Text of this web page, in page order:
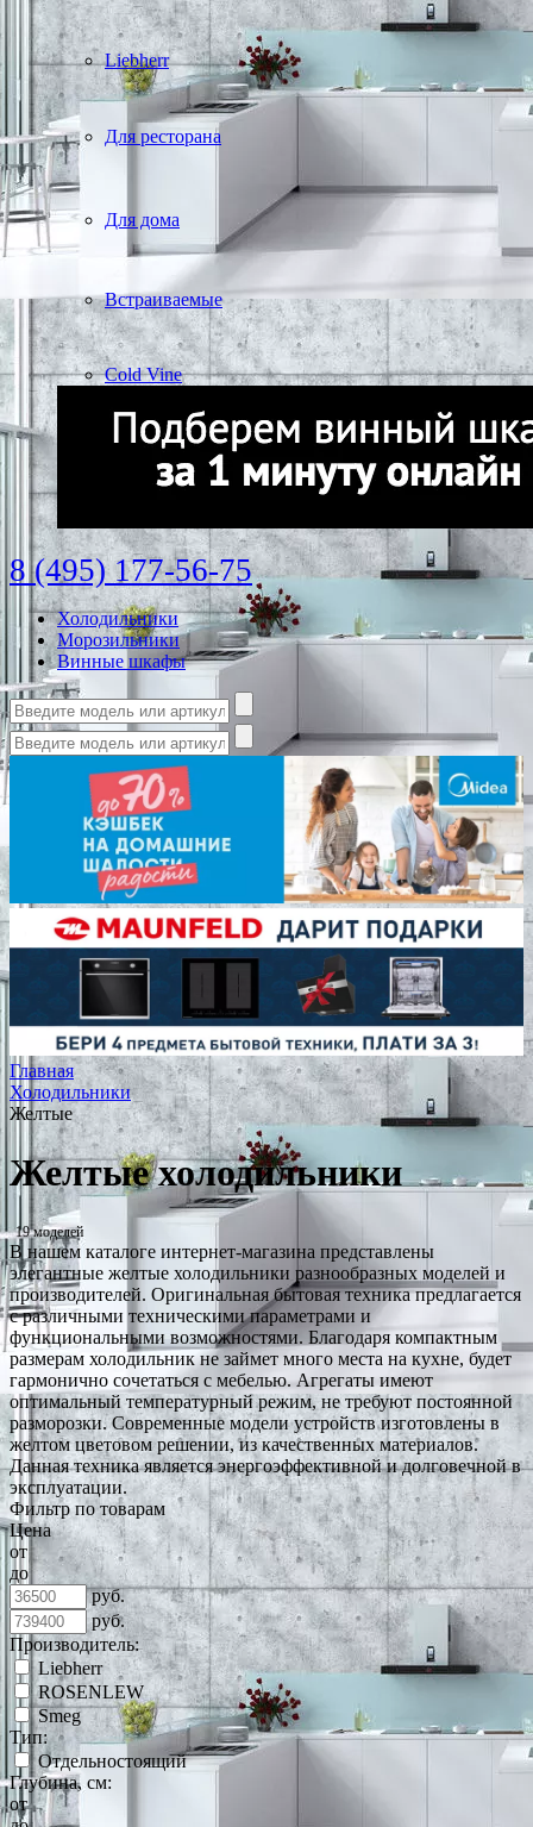
Liebherr
Для ресторана
Для дома
Встраиваемые
Cold Vine
8 (495) 177-56-75
Холодильники
Морозильники
Винные шкафы
Главная
Холодильники
Желтые
Желтые холодильники
19 моделей
В нашем каталоге интернет-магазина представлены
элегантные желтые холодильники разнообразных моделей и
производителей. Оригинальная бытовая техника предлагается
с различными техническими параметрами и
функциональными возможностями. Благодаря компактным
размерам холодильник не займет много места на кухне, будет
гармонично сочетаться с мебелью. Агрегаты имеют
оптимальный температурный режим, не требуют постоянной
разморозки. Современные модели устройств изготовлены в
желтом цветовом решении, из качественных материалов.
Данная техника является энергоэффективной и долговечной в
эксплуатации.
Фильтр по товарам
Цена
от
до
руб.
руб.
Производитель:
Liebherr
ROSENLEW
Smeg
Тип:
Отдельностоящий
Глубина, см:
от